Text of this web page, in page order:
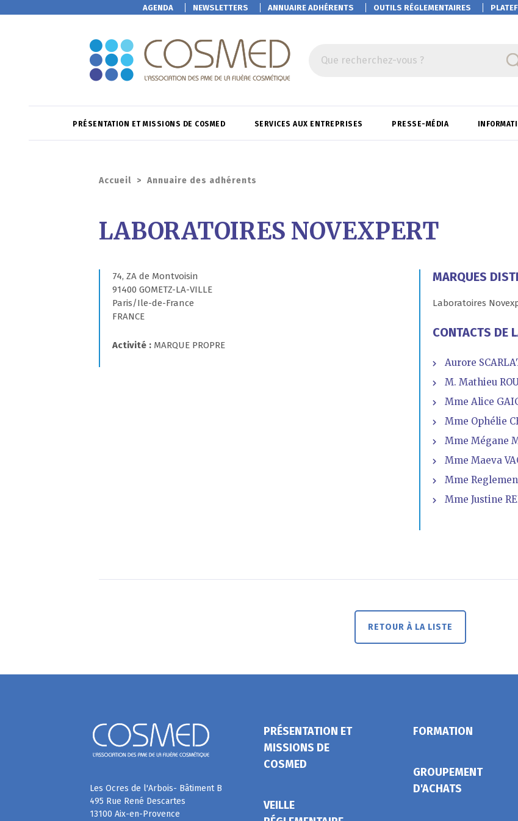
AGENDA NEWSLETTERS ANNUAIRE ADHÉRENTS OUTILS RÉGLEMENTAIRES
Que recherchez-vous ?
PRÉSENTATION ET MISSIONS DE COSMED SERVICES AUX ENTREPRISES PRESSE-MÉDIA
Accueil > Annuaire des adhérents
LABORATOIRES NOVEXPERT
74, ZA de Montvoisin
91400 GOMETZ-LA-VILLE
Paris/Ile-de-France
FRANCE
Activité MARQUE PROPRE
MARQUES
Laboratoires
CONTACTS DE
Aurore
M. Mathieu
Mme Alice
Mme Ophélie
Mme Mégane
Mme Maeva
Mme
Mme Justine
RETOUR À LA LISTE
Les Ocres de l'Arbois- Bâtiment B
495 Rue René Descartes
13100 Aix-en-Provence
PRÉSENTATION ET
MISSIONS DE
COSMED
VEILLE
FORMATION
GROUPEMENT
D'ACHATS